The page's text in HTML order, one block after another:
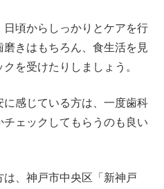
頃からしっかりとケアを行
きはもちろん、食生活を見
を受けたりしましょう。
感じている方は、一度歯科
ェックしてもらうのも良い
、神戸市中央区「新神戸